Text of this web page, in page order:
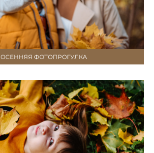
ОСЕННЯЯ ФОТОПРОГУЛКА